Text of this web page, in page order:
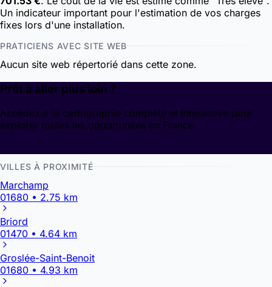
Un indicateur important pour l'estimation de vos charges
fixes lors d'une installation.
PRATICIENS AVEC SITE WEB
Aucun site web répertorié dans cette zone.
Prêt à aller plus loin ?
Accédez à la cartographie complète et interactive pour
explorer toutes les opportunités en France.
VILLES À PROXIMITÉ
Marchamp
01680 • 2.75 km
Briord
01470 • 4.64 km
Groslée-Saint-Benoit
01680 • 4.93 km